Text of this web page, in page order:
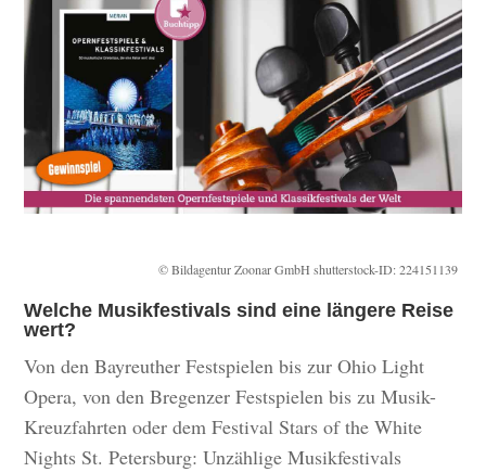
© Bildagentur Zoonar GmbH shutterstock-ID: 224151139
Welche Musikfestivals sind eine längere Reise
wert?
Von den Bayreuther Festspielen bis zur Ohio Light
Opera, von den Bregenzer Festspielen bis zu Musik-
Kreuzfahrten oder dem Festival Stars of the White
Nights St. Petersburg: Unzählige Musikfestivals